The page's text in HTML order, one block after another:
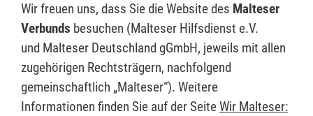
Wir freuen uns, dass Sie die Website des Malteser
Verbunds besuchen (Malteser Hilfsdienst e.V.
und Malteser Deutschland gGmbH, jeweils mit allen
zugehörigen Rechtsträgern, nachfolgend
gemeinschaftlich „Malteser“). Weitere
Informationen finden Sie auf der SeiteWir Malteser: